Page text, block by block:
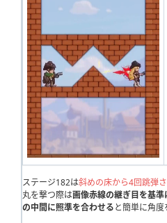
75
82 83 84 85
93 94 95
101 102 103 104 105
111 112 113 115
121 122 123 125
131 132 133 134 135
141 142 143 144 145
151 152 153 154 155
ステージ182は斜めの床から4回跳弾
丸を撃つ際は画像赤線の継ぎ目を基
の中間に照準を合わせると簡単に角度